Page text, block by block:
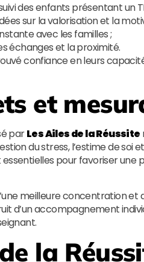
des enfants présentant un
sur la valorisation et la
avec les familles ;
échanges et la proximité.
confiance en leurs
et
parLes Ailes de la Réussite
du stress, l’estime de soi
pour favoriser une
meilleure concentration et
d’un accompagnement
la